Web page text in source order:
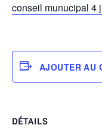
conseil munucipal 4
AJOUTER AU
DÉTAILS